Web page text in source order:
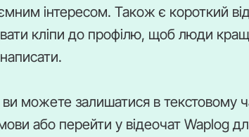
інтересом. Також є короткий
кліпи до профілю, щоб люди
можете залишатися в текстовому
або перейти у відеочат Waplog